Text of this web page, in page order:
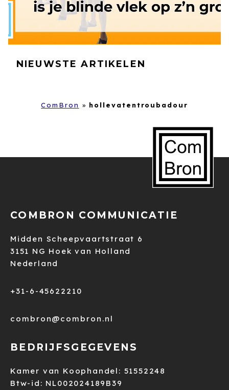
NIEUWSTE ARTIKELEN
ComBron » hollevatentroubadour
COMBRON COMMUNICATIE
Midden Scheepvaartstraat 6
3151 NG Hoek van Holland
Nederland
+31-6-45622210
combron@combron.nl
BEDRIJFSGEGEVENS
Kamer van Koophandel: 51552248
Btw-id: NL002024189B39